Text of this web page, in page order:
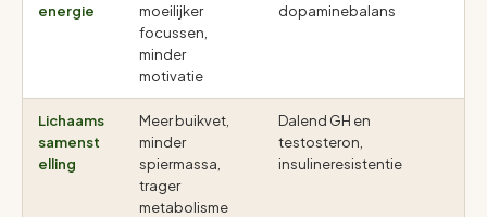
energie
moeilijker
focussen,
minder
motivatie
dopaminebalans
Lichaams
samenst
elling
Meer buikvet,
minder
spiermassa,
trager
metabolisme
Dalend GH en
testosteron,
insulineresistentie